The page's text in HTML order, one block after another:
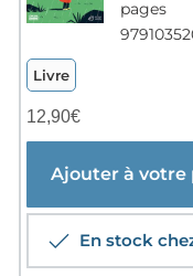
pages
Livre
12,90€
Ajouter à votre
En stock